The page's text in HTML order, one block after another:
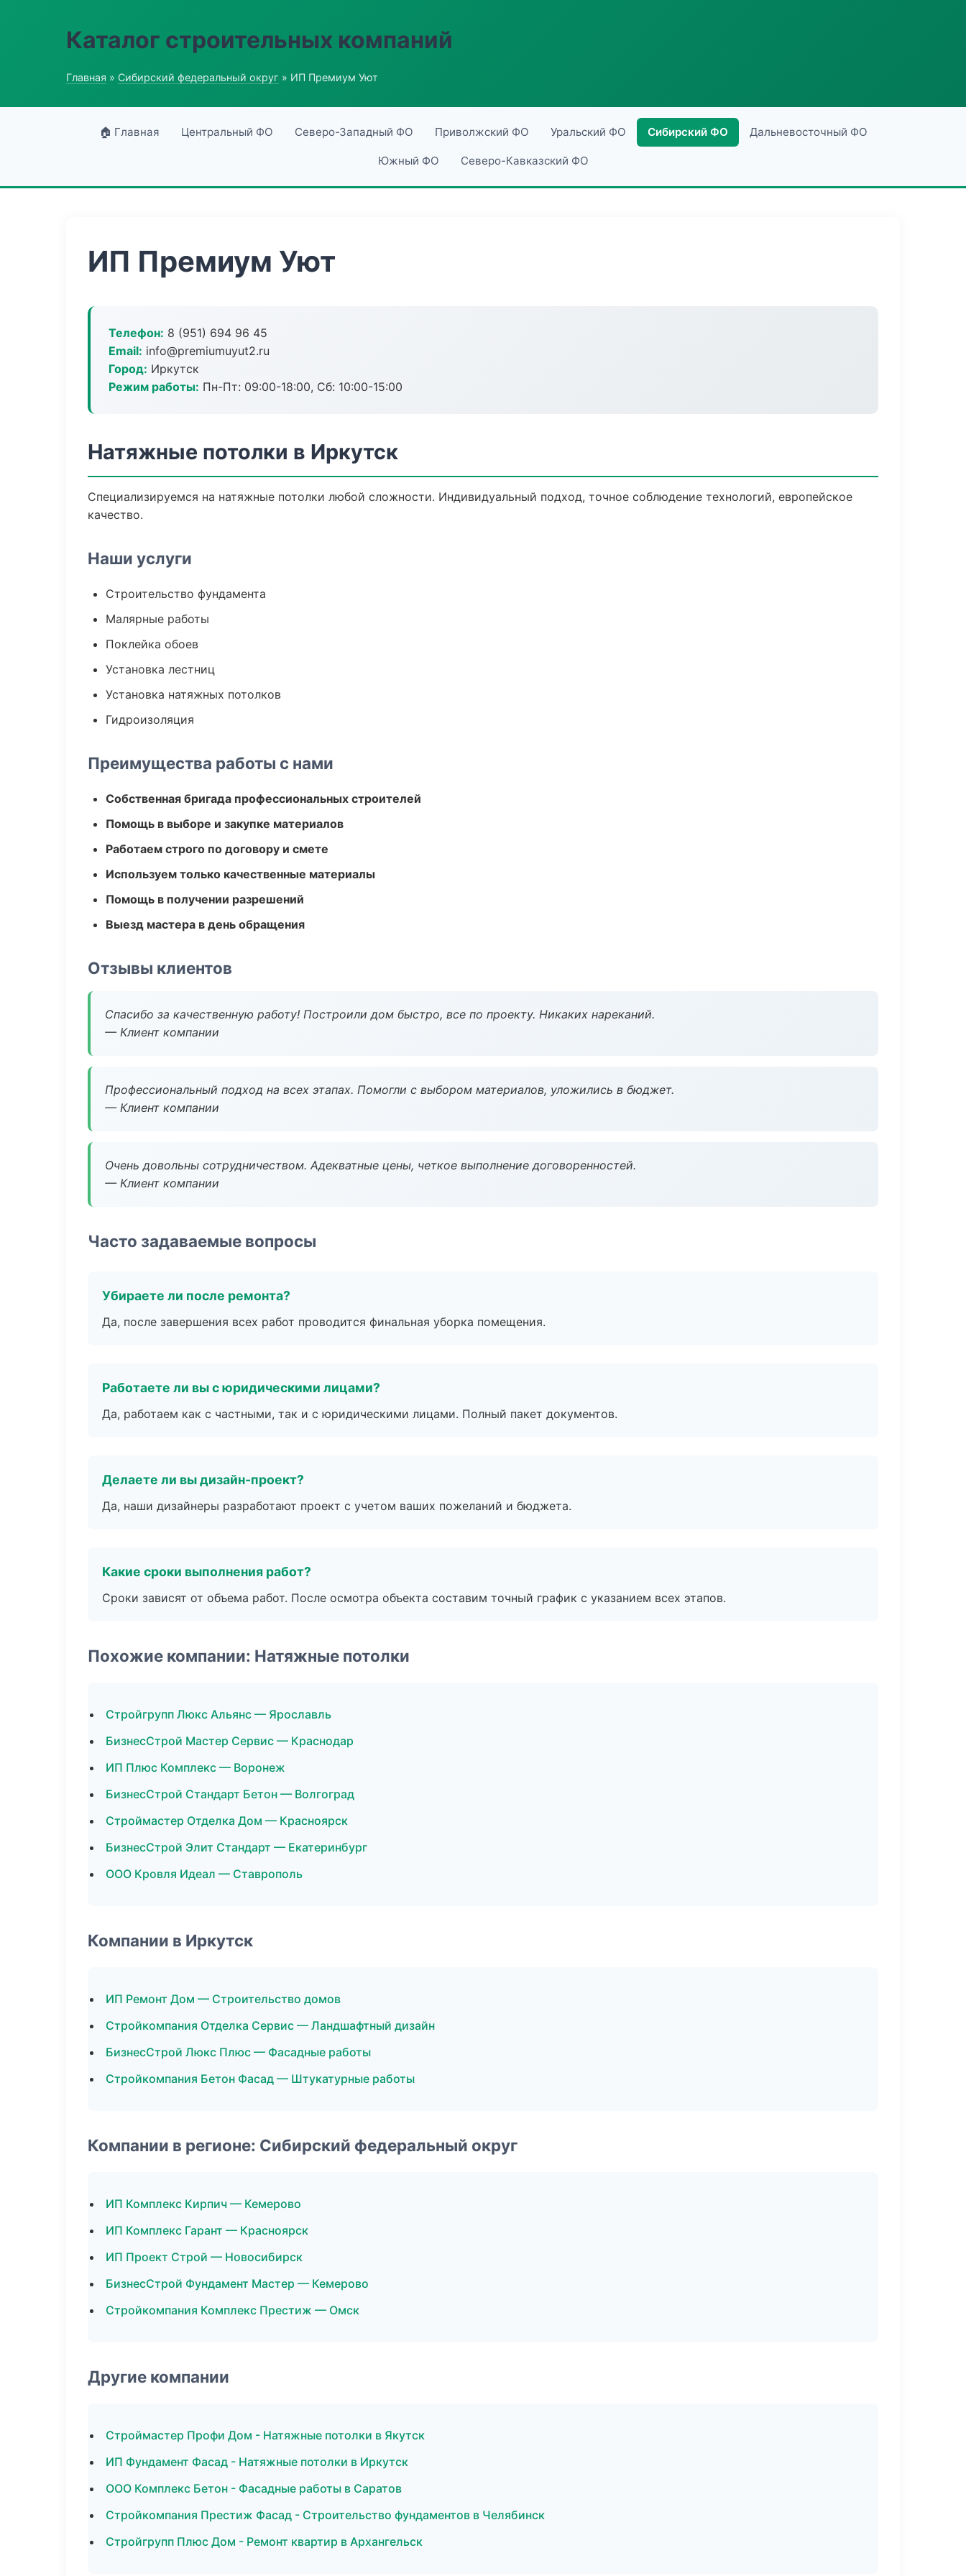
Каталог строительных компаний
Главная » Сибирский федеральный округ » ИП Премиум Уют
🏠 Главная Центральный ФО Северо-Западный ФО Приволжский ФО Уральский ФО Сибирский ФО Дальневосточный ФО
Южный ФО Северо-Кавказский ФО
ИП Премиум Уют
Телефон: 8 (951) 694 96 45
Email: info@premiumuyut2.ru
Город: Иркутск
Режим работы: Пн-Пт: 09:00-18:00, Сб: 10:00-15:00
Натяжные потолки в Иркутск
Специализируемся на натяжные потолки любой сложности. Индивидуальный подход, точное соблюдение технологий, европейское
качество.
Наши услуги
Строительство фундамента
Малярные работы
Поклейка обоев
Установка лестниц
Установка натяжных потолков
Гидроизоляция
Преимущества работы с нами
Собственная бригада профессиональных строителей
Помощь в выборе и закупке материалов
Работаем строго по договору и смете
Используем только качественные материалы
Помощь в получении разрешений
Выезд мастера в день обращения
Отзывы клиентов
Спасибо за качественную работу! Построили дом быстро, все по проекту. Никаких нареканий.
— Клиент компании
Профессиональный подход на всех этапах. Помогли с выбором материалов, уложились в бюджет.
— Клиент компании
Очень довольны сотрудничеством. Адекватные цены, четкое выполнение договоренностей.
— Клиент компании
Часто задаваемые вопросы
Убираете ли после ремонта?
Да, после завершения всех работ проводится финальная уборка помещения.
Работаете ли вы с юридическими лицами?
Да, работаем как с частными, так и с юридическими лицами. Полный пакет документов.
Делаете ли вы дизайн-проект?
Да, наши дизайнеры разработают проект с учетом ваших пожеланий и бюджета.
Какие сроки выполнения работ?
Сроки зависят от объема работ. После осмотра объекта составим точный график с указанием всех этапов.
Похожие компании: Натяжные потолки
Стройгрупп Люкс Альянс — Ярославль
БизнесСтрой Мастер Сервис — Краснодар
ИП Плюс Комплекс — Воронеж
БизнесСтрой Стандарт Бетон — Волгоград
Строймастер Отделка Дом — Красноярск
БизнесСтрой Элит Стандарт — Екатеринбург
ООО Кровля Идеал — Ставрополь
Компании в Иркутск
ИП Ремонт Дом — Строительство домов
Стройкомпания Отделка Сервис — Ландшафтный дизайн
БизнесСтрой Люкс Плюс — Фасадные работы
Стройкомпания Бетон Фасад — Штукатурные работы
Компании в регионе: Сибирский федеральный округ
ИП Комплекс Кирпич — Кемерово
ИП Комплекс Гарант — Красноярск
ИП Проект Строй — Новосибирск
БизнесСтрой Фундамент Мастер — Кемерово
Стройкомпания Комплекс Престиж — Омск
Другие компании
Строймастер Профи Дом - Натяжные потолки в Якутск
ИП Фундамент Фасад - Натяжные потолки в Иркутск
ООО Комплекс Бетон - Фасадные работы в Саратов
Стройкомпания Престиж Фасад - Строительство фундаментов в Челябинск
Стройгрупп Плюс Дом - Ремонт квартир в Архангельск